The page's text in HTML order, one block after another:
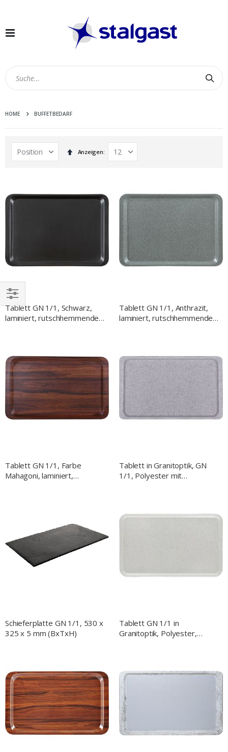
Navigation
HOME BUFFETBEDARF
In
absteigender
Anzeigen
Tablett GN 1/1, Schwarz,
laminiert, rutschhemmende
Tablett GN 1/1, Anthrazit,
laminiert, rutschhemmende
Tablett GN 1/1, Farbe
Mahagoni, laminiert,
Tablett in Granitoptik, GN
1/1, Polyester mit
Schieferplatte GN 1/1, 530 x
325 x 5 mm (BxTxH)
Tablett GN 1/1 in
Granitoptik, Polyester,
EINKAUFEN
NACH